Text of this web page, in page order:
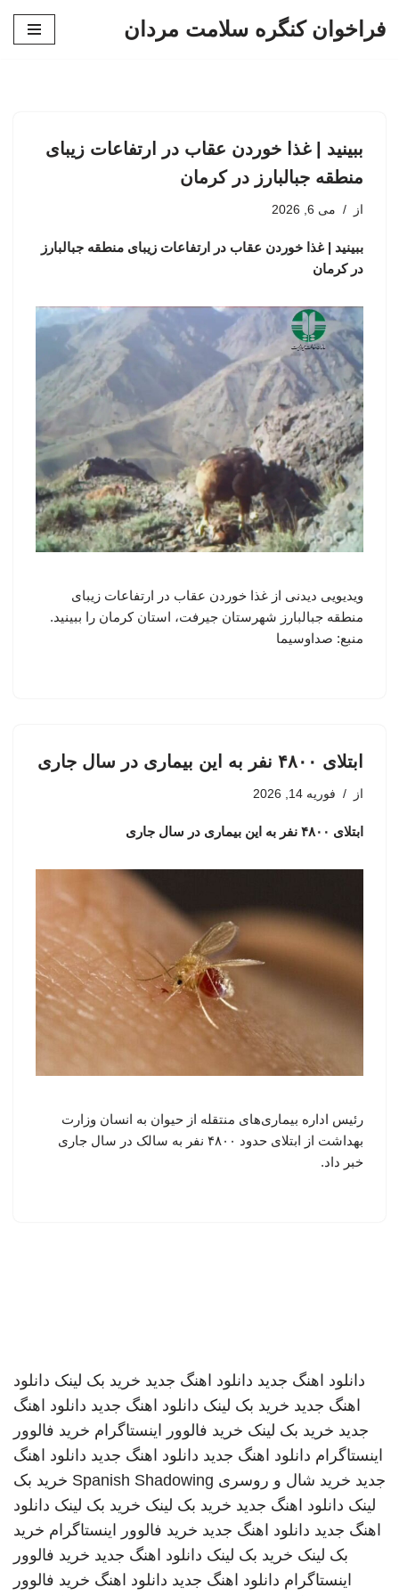
فراخوان کنگره سلامت مردان
ببینید | غذا خوردن عقاب در ارتفاعات زیبای
منطقه جبالبارز در کرمان
از می 6, 2026
ببینید | غذا خوردن عقاب در ارتفاعات زیبای منطقه جبالبارز
در کرمان
ویدیویی دیدنی از غذا خوردن عقاب در ارتفاعات زیبای
منطقه جبالبارز شهرستان جیرفت، استان کرمان را ببینید.
منبع: صداوسیما
ابتلای ۴۸۰۰ نفر به این بیماری در سال جاری
از فوریه 14, 2026
ابتلای ۴۸۰۰ نفر به این بیماری در سال جاری
رئیس اداره بیماری‌های منتقله از حیوان به انسان وزارت
بهداشت از ابتلای حدود ۴۸۰۰ نفر به سالک در سال جاری
خبر داد.
دانلود اهنگ جدید دانلود اهنگ جدید خرید بک لینک دانلود
اهنگ جدید خرید بک لینک دانلود اهنگ جدید دانلود اهنگ
جدید خرید بک لینک خرید فالوور اینستاگرام خرید فالوور
اینستاگرام دانلود اهنگ جدید دانلود اهنگ جدید دانلود اهنگ
جدید خرید شال و روسری Spanish Shadowing خرید بک
لینک دانلود اهنگ جدید خرید بک لینک خرید بک لینک دانلود
اهنگ جدید دانلود اهنگ جدید خرید فالوور اینستاگرام خرید
بک لینک خرید بک لینک دانلود اهنگ جدید خرید فالوور
اینستاگرام دانلود اهنگ جدید دانلود اهنگ خرید فالوور